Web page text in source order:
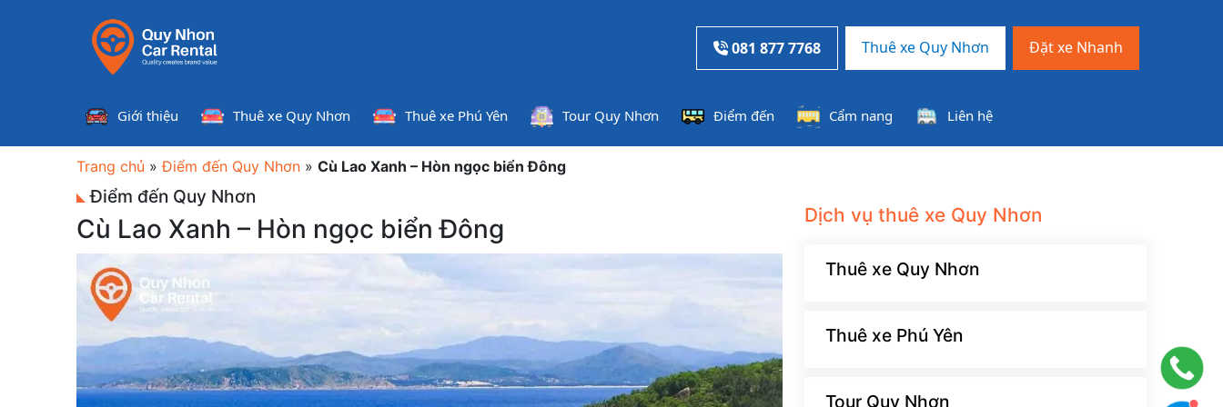
081 877 7768 Thuê xe Quy Nhơn Đặt xe Nhanh
Giới thiệu Thuê xe Quy Nhơn Thuê xe Phú Yên Tour Quy Nhơn Điểm đến Cẩm nang Liên hệ
Trang chủ »Điểm đến Quy Nhơn » Cù Lao Xanh – Hòn ngọc biển Đông
Điểm đến Quy Nhơn
Cù Lao Xanh – Hòn ngọc biển Đông Dịch vụ thuê xe Quy Nhơn
Thuê xe Quy Nhơn
Thuê xe Phú Yên
Tour Quy Nhơn